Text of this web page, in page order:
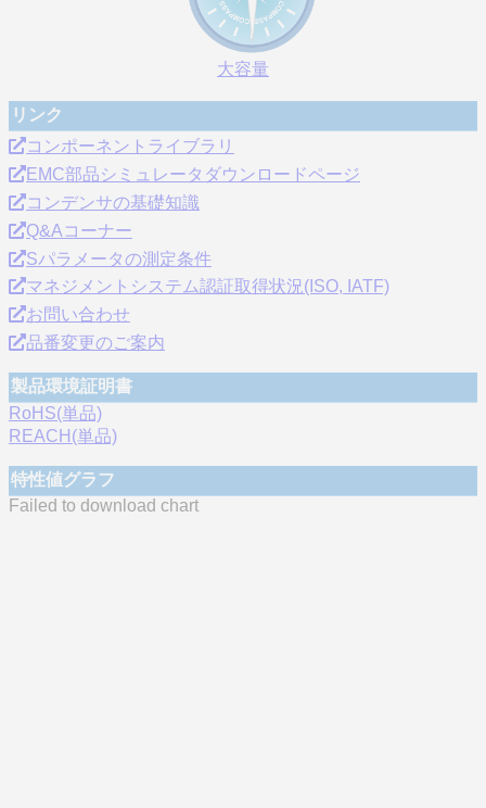
大容量
リンク
コンポーネントライブラリ
EMC部品シミュレータダウンロードページ
コンデンサの基礎知識
Q&Aコーナー
Sパラメータの測定条件
マネジメントシステム認証取得状況(ISO, IATF)
お問い合わせ
品番変更のご案内
製品環境証明書
RoHS(単品)
REACH(単品)
特性値グラフ
Failed to download chart